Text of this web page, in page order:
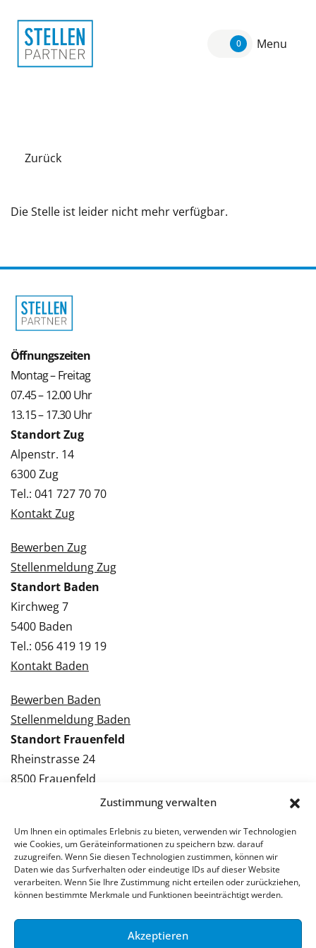
Zustimmung verwalten
Um Ihnen ein optimales Erlebnis zu bieten, verwenden wir Technologien
wie Cookies, um Geräteinformationen zu speichern bzw. darauf
zuzugreifen. Wenn Sie diesen Technologien zustimmen, können wir
Daten wie das Surfverhalten oder eindeutige IDs auf dieser Website
verarbeiten. Wenn Sie Ihre Zustimmung nicht erteilen oder zurückziehen,
können bestimmte Merkmale und Funktionen beeinträchtigt werden.
Akzeptieren
0 Menu
Zurück
Die Stelle ist leider nicht mehr verfügbar.
Öffnungszeiten
Montag – Freitag
07.45 – 12.00 Uhr
13.15 – 17.30 Uhr
Standort Zug
Alpenstr. 14
6300 Zug
Tel.: 041 727 70 70
Kontakt Zug
Bewerben Zug
Stellenmeldung Zug
Standort Baden
Kirchweg 7
5400 Baden
Tel.: 056 419 19 19
Kontakt Baden
Bewerben Baden
Stellenmeldung Baden
Standort Frauenfeld
Rheinstrasse 24
8500 Frauenfeld
Tel.: 052 224 09 09
Bewerben Frauenfeld
Stellenmeldung Frauenfeld
© 2026 Stellenpartner AG